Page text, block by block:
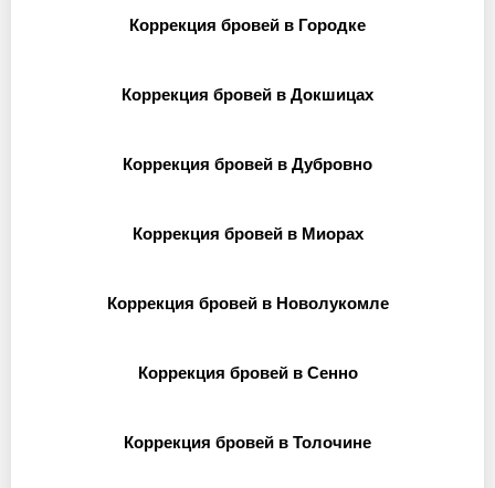
Коррекция бровей в Городке
Коррекция бровей в Докшицах
Коррекция бровей в Дубровно
Коррекция бровей в Миорах
Коррекция бровей в Новолукомле
Коррекция бровей в Сенно
Коррекция бровей в Толочине